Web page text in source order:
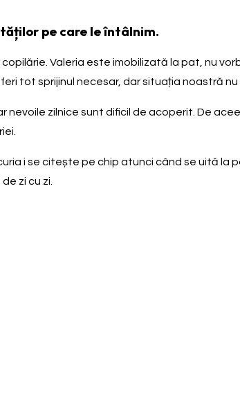
pe care le întâlnim.
Valeria este imobilizată la pat, nu
tot sprijinul necesar, dar situația noastră
nevoile zilnice sunt dificil de acoperit. De
i se citește pe chip atunci când se uită la
zi cu zi.